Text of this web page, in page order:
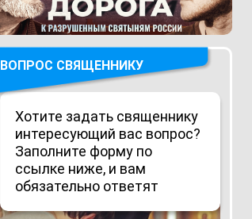
ВОПРОС СВЯЩЕННИКУ
Хотите задать священнику
интересующий вас вопрос?
Заполните форму по
ссылке ниже, и вам
обязательно ответят